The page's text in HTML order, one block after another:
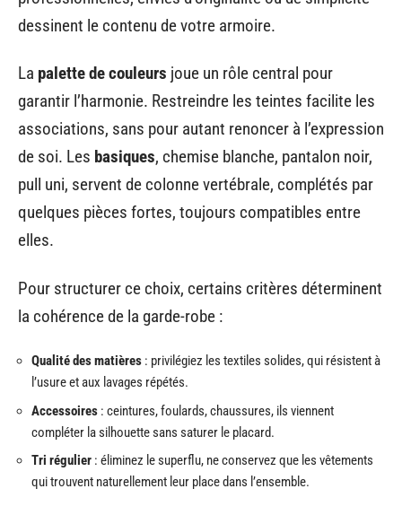
dessinent le contenu de votre armoire.
La palette de couleurs joue un rôle central pour
garantir l’harmonie. Restreindre les teintes facilite les
associations, sans pour autant renoncer à l’expression
de soi. Les basiques, chemise blanche, pantalon noir,
pull uni, servent de colonne vertébrale, complétés par
quelques pièces fortes, toujours compatibles entre
elles.
Pour structurer ce choix, certains critères déterminent
la cohérence de la garde-robe :
Qualité des matières : privilégiez les textiles solides, qui résistent à
l’usure et aux lavages répétés.
Accessoires : ceintures, foulards, chaussures, ils viennent
compléter la silhouette sans saturer le placard.
Tri régulier : éliminez le superflu, ne conservez que les vêtements
qui trouvent naturellement leur place dans l’ensemble.